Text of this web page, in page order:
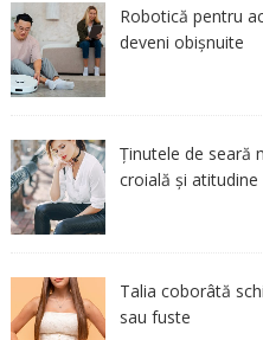
Robotică pentru
deveni obișnuite
Ținutele de seară
croială și atitudine
Talia coborâtă
sau fuste